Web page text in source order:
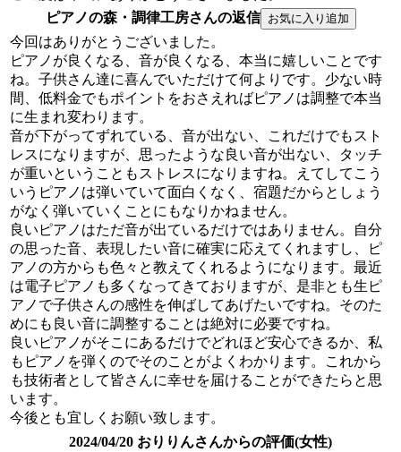
ピアノの森・調律工房さんの返信
今回はありがとうございました。
ピアノが良くなる、音が良くなる、本当に嬉しいことです
ね。子供さん達に喜んでいただけて何よりです。少ない時
間、低料金でもポイントをおさえればピアノは調整で本当
に生まれ変わります。
音が下がってずれている、音が出ない、これだけでもスト
レスになりますが、思ったような良い音が出ない、タッチ
が重いということもストレスになりますね。えてしてこう
いうピアノは弾いていて面白くなく、宿題だからとしょう
がなく弾いていくことにもなりかねません。
良いピアノはただ音が出ているだけではありません。自分
の思った音、表現したい音に確実に応えてくれますし、ピ
アノの方からも色々と教えてくれるようになります。最近
は電子ピアノも多くなってきておりますが、是非とも生ピ
アノで子供さんの感性を伸ばしてあげたいですね。そのた
めにも良い音に調整することは絶対に必要ですね。
良いピアノがそこにあるだけでどれほど安心できるか、私
もピアノを弾くのでそのことがよくわかります。これから
も技術者として皆さんに幸せを届けることができたらと思
います。
今後とも宜しくお願い致します。
2024/04/20 おりりんさんからの評価(女性)